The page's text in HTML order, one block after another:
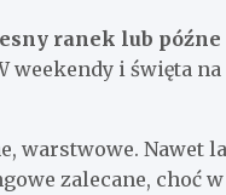
ranek lub późne
weekendy i święta
warstwowe. Nawet
zalecane, choć